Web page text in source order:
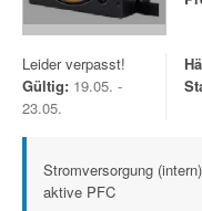
Leider verpasst!
Gültig: 19.05. -
23.05.
Stromversorgung
aktive PFC